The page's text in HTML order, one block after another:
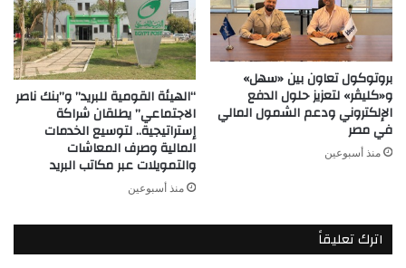
بروتوكول تعاون بين «سهل»
و«كليڤر» لتعزيز حلول الدفع
الإلكتروني ودعم الشمول المالي
في مصر
منذ أسبوعين
“الهيئة القومية للبريد” و”بنك ناصر
الاجتماعي” يطلقان شراكة
إستراتيجية.. لتوسيع الخدمات
المالية وصرف المعاشات
والتمويلات عبر مكاتب البريد
منذ أسبوعين
اترك تعليقاً